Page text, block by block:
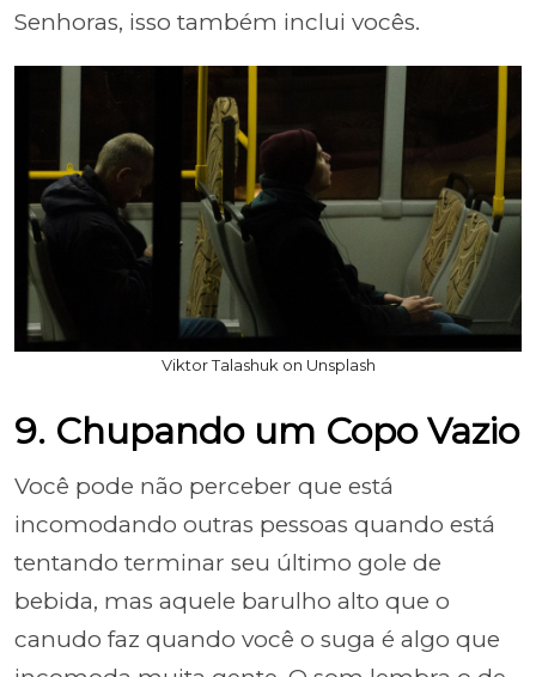
Senhoras, isso também inclui vocês.
Viktor Talashuk on Unsplash
9. Chupando um Copo Vazio
Você pode não perceber que está
incomodando outras pessoas quando está
tentando terminar seu último gole de
bebida, mas aquele barulho alto que o
canudo faz quando você o suga é algo que